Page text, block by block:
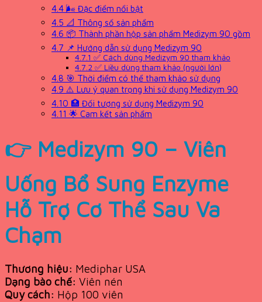
4.4 🌬 Đặc điểm nổi bật
4.5 📐 Thông số sản phẩm
4.6 📦 Thành phần hộp sản phẩm Medizym 90 gồm
4.7 📌 Hướng dẫn sử dụng Medizym 90
4.7.1 ✅ Cách dùng Medizym 90 tham khảo
4.7.2 ✅ Liều dùng tham khảo (người lớn)
4.8 🎯 Thời điểm có thể tham khảo sử dụng
4.9 ⚠️ Lưu ý quan trọng khi sử dụng Medizym 90
4.10 🏥 Đối tượng sử dụng Medizym 90
4.11 🌟 Cam kết sản phẩm
👉 Medizym 90 – Viên
Uống Bổ Sung Enzyme
Hỗ Trợ Cơ Thể Sau Va
Chạm
Thương hiệu: Mediphar USA
Dạng bào chế: Viên nén
Quy cách: Hộp 100 viên